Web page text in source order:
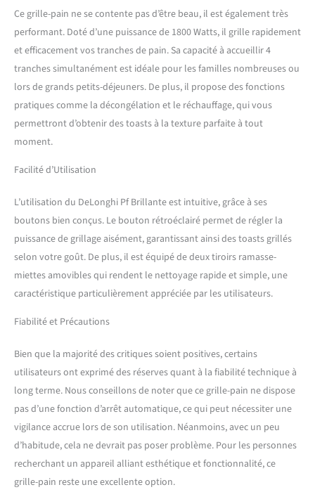
Ce grille-pain ne se contente pas d’être beau, il est également très
performant. Doté d’une puissance de 1800 Watts, il grille rapidement
et efficacement vos tranches de pain. Sa capacité à accueillir 4
tranches simultanément est idéale pour les familles nombreuses ou
lors de grands petits-déjeuners. De plus, il propose des fonctions
pratiques comme la décongélation et le réchauffage, qui vous
permettront d’obtenir des toasts à la texture parfaite à tout
moment.
Facilité d’Utilisation
L’utilisation du DeLonghi Pf Brillante est intuitive, grâce à ses
boutons bien conçus. Le bouton rétroéclairé permet de régler la
puissance de grillage aisément, garantissant ainsi des toasts grillés
selon votre goût. De plus, il est équipé de deux tiroirs ramasse-
miettes amovibles qui rendent le nettoyage rapide et simple, une
caractéristique particulièrement appréciée par les utilisateurs.
Fiabilité et Précautions
Bien que la majorité des critiques soient positives, certains
utilisateurs ont exprimé des réserves quant à la fiabilité technique à
long terme. Nous conseillons de noter que ce grille-pain ne dispose
pas d’une fonction d’arrêt automatique, ce qui peut nécessiter une
vigilance accrue lors de son utilisation. Néanmoins, avec un peu
d’habitude, cela ne devrait pas poser problème. Pour les personnes
recherchant un appareil alliant esthétique et fonctionnalité, ce
grille-pain reste une excellente option.